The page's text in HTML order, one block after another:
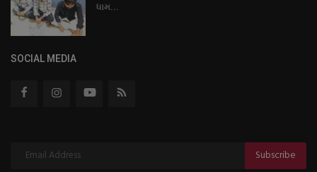
ધામ...
SOCIAL MEDIA
Subscribe